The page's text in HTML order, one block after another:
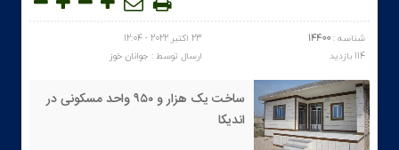
شناسه :14400
23 اکتبر 2022 - 12:04
114 بازدید
ارسال توسط : جوانان خوز
ساخت یک هزار و ۹۵۰ واحد مسکونی در
اندیکا